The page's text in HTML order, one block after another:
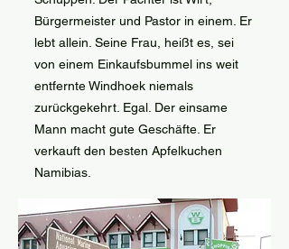
Bürgermeister und Pastor in einem. Er
lebt allein. Seine Frau, heißt es, sei
von einem Einkaufsbummel ins weit
entfernte Windhoek niemals
zurückgekehrt. Egal. Der einsame
Mann macht gute Geschäfte. Er
verkauft den besten Apfelkuchen
Namibias.